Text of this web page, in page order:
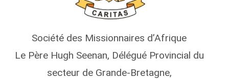
Société des Missionnaires d’Afrique
Le Père Hugh Seenan, Délégué Provincial du
secteur de Grande-Bretagne,